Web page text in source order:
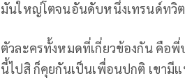
มันใหญ่โตจนอันดับหนึ่งเทรนด์ทวิต
ตัวละครทั้งหมดที่เกี่ยวข้องกัน คือ
นี้ไปสิ ก็คุยกันเป็นเพื่อนปกติ เขามี